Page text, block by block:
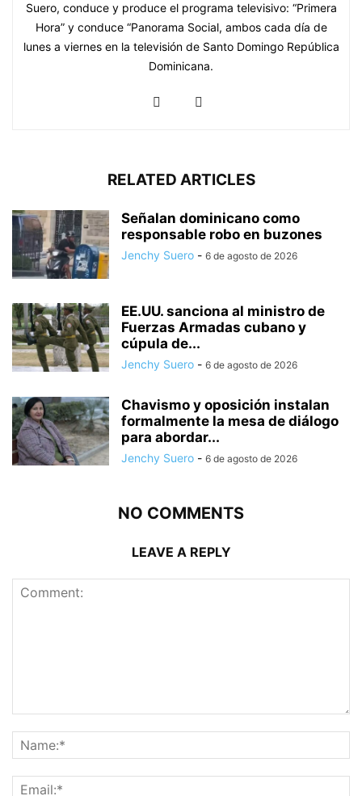
Suero, conduce y produce el programa televisivo: “Primera
Hora” y conduce “Panorama Social, ambos cada día de
lunes a viernes en la televisión de Santo Domingo República
Dominicana.
RELATED ARTICLES
Señalan dominicano como
responsable robo en buzones
Jenchy Suero - 6 de agosto de 2026
EE.UU. sanciona al ministro de
Fuerzas Armadas cubano y
cúpula de...
Jenchy Suero - 6 de agosto de 2026
Chavismo y oposición instalan
formalmente la mesa de diálogo
para abordar...
Jenchy Suero - 6 de agosto de 2026
NO COMMENTS
LEAVE A REPLY